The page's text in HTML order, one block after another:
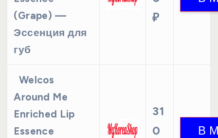
(Grape) —
Эссенция для
губ
₽
Welcos
Around Me
Enriched Lip
Essence
31
0